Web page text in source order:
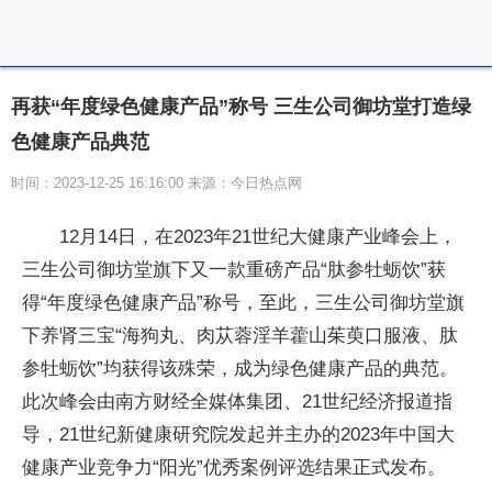
再获“年度绿色健康产品”称号 三生公司御坊堂打造绿
色健康产品典范
时间：2023-12-25 16:16:00 来源：今日热点网
12月14日，在2023年21世纪大健康产业峰会上，
三生公司御坊堂旗下又一款重磅产品“肽参牡蛎饮”获
得“年度绿色健康产品”称号，至此，三生公司御坊堂旗
下养肾三宝“海狗丸、肉苁蓉淫羊藿山茱萸口服液、肽
参牡蛎饮”均获得该殊荣，成为绿色健康产品的典范。
此次峰会由南方财经全媒体集团、21世纪经济报道指
导，21世纪新健康研究院发起并主办的2023年中国大
健康产业竞争力“阳光”优秀案例评选结果正式发布。